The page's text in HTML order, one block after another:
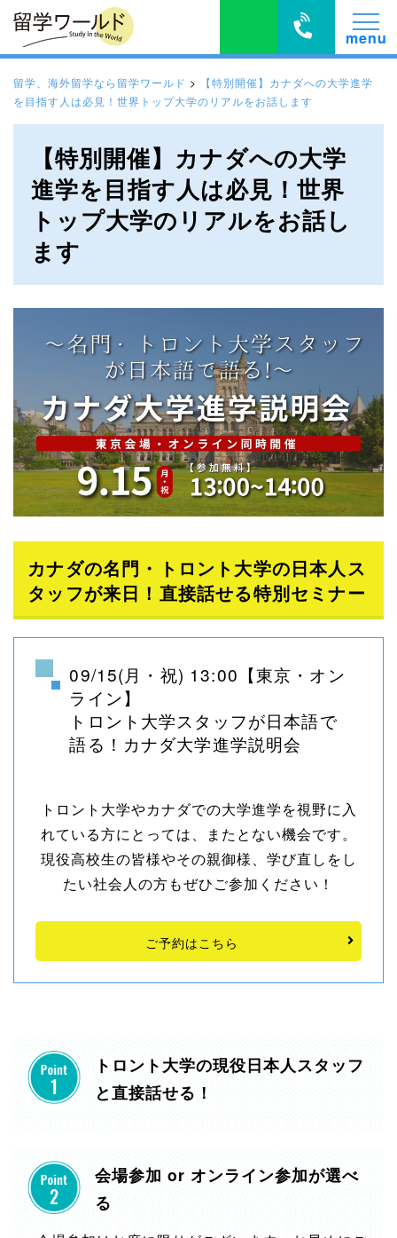
留学、海外留学なら留学ワールド >
【特別開催】カナダへの大学進学
を目指す人は必見！世界トップ大学のリアルをお話します
【特別開催】カナダへの大学
進学を目指す人は必見！世界
トップ大学のリアルをお話し
ます
カナダの名門・トロント大学の日本人ス
タッフが来日！直接話せる特別セミナー
09/15(月・祝) 13:00【東京・オン
ライン】
トロント大学スタッフが日本語で
語る！カナダ大学進学説明会
トロント大学やカナダでの大学進学を視野に入
れている方にとっては、またとない機会です。
現役高校生の皆様やその親御様、学び直しをし
たい社会人の方もぜひご参加ください！
ご予約はこちら
トロント大学の現役日本人スタッフ
と直接話せる！
会場参加 or オンライン参加が選べ
る